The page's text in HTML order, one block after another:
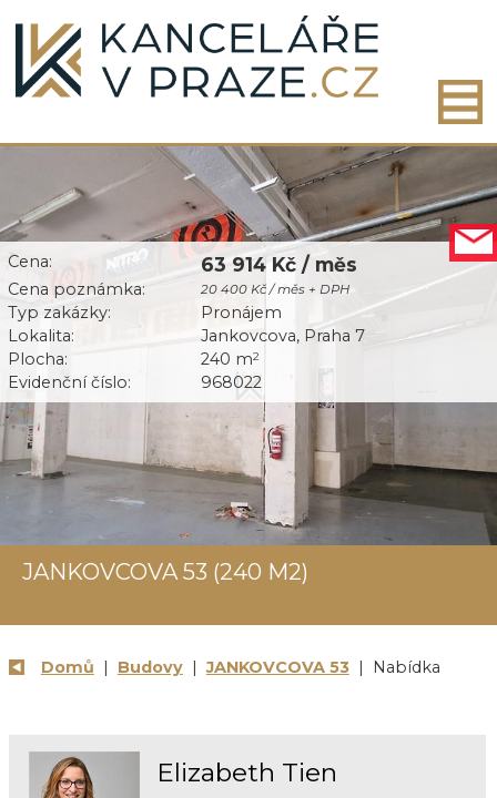
Cena: 63 914 Kč / měs
Cena poznámka: 20 400 Kč / měs + DPH
Typ zakázky:
Pronájem
Lokalita:
Jankovcova, Praha 7
Plocha:
240 m2
Evidenční číslo: 968022
JANKOVCOVA 53 (240 M2)
Domů | Budovy|JANKOVCOVA 53| Nabídka
Elizabeth Tien